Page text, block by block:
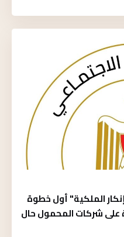
الملكية" أول خطوة
على شركات المحمول حال